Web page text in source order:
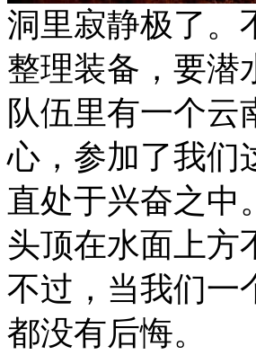
洞里寂静极了。
整理装备，要潜
队伍里有一个云
心，参加了我们
直处于兴奋之中
头顶在水面上方
不过，当我们一
都没有后悔。